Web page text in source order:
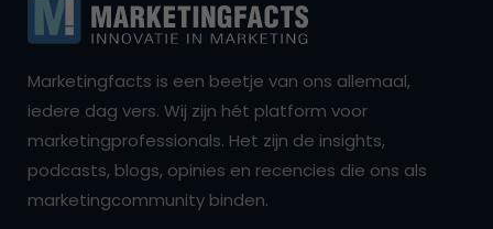
Marketingfacts is een beetje van ons allemaal,
iedere dag vers. Wij zijn hét platform voor
marketingprofessionals. Het zijn de insights,
podcasts, blogs, opinies en recencies die ons als
marketingcommunity binden.